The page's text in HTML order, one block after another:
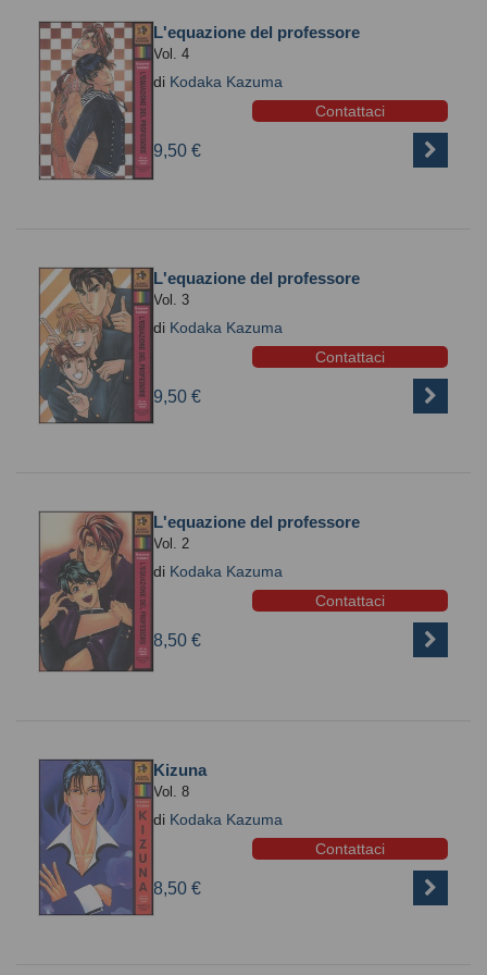
L'equazione del professore
Vol. 4
di Kodaka Kazuma
Contattaci
9,50 €
L'equazione del professore
Vol. 3
di Kodaka Kazuma
Contattaci
9,50 €
L'equazione del professore
Vol. 2
di Kodaka Kazuma
Contattaci
8,50 €
Kizuna
Vol. 8
di Kodaka Kazuma
Contattaci
8,50 €